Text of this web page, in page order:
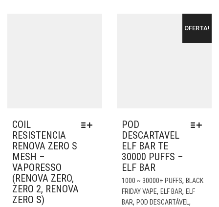
COIL
RESISTENCIA
RENOVA ZERO S
MESH –
VAPORESSO
(RENOVA ZERO,
ZERO 2, RENOVA
ZERO S)
OFERTA!
POD
DESCARTAVEL
ELF BAR TE
30000 PUFFS –
ELF BAR
1000 ~ 30000+ PUFFS, BLACK
FRIDAY VAPE, ELF BAR, ELF
BAR, POD DESCARTÁVEL,